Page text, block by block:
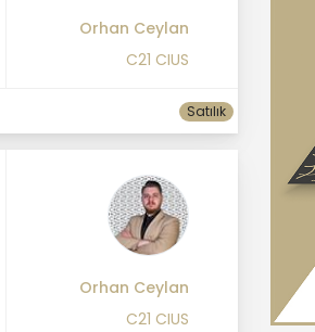
Orhan Ceylan
C21 CIUS
Satılık
Orhan Ceylan
C21 CIUS